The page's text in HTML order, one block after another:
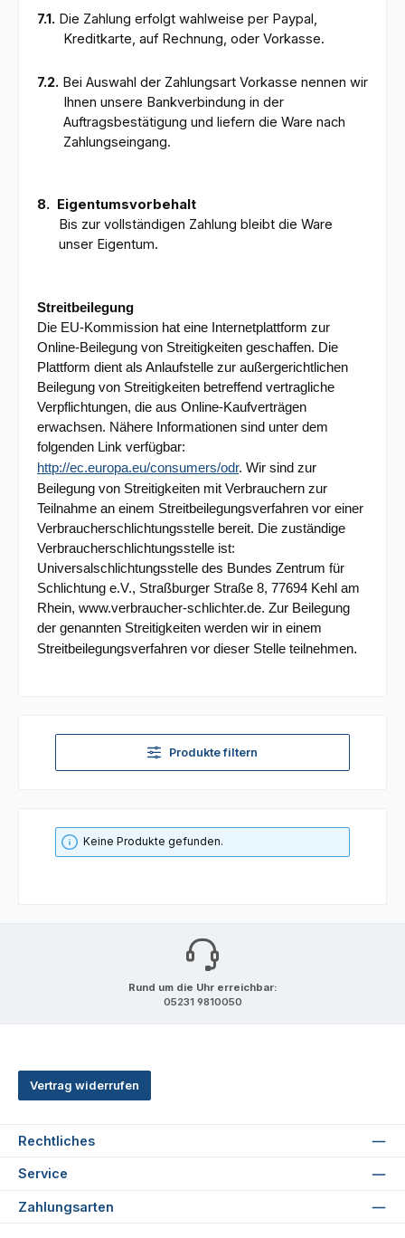
7.1. Die Zahlung erfolgt wahlweise per Paypal,
Kreditkarte, auf Rechnung, oder Vorkasse.
7.2. Bei Auswahl der Zahlungsart Vorkasse nennen wir
Ihnen unsere Bankverbindung in der
Auftragsbestätigung und liefern die Ware nach
Zahlungseingang.
8.
Eigentumsvorbehalt
Bis zur vollständigen Zahlung bleibt die Ware
unser Eigentum.
Streitbeilegung
Die EU-Kommission hat eine Internetplattform zur
Online-Beilegung von Streitigkeiten geschaffen. Die
Plattform dient als Anlaufstelle zur außergerichtlichen
Beilegung von Streitigkeiten betreffend vertragliche
Verpflichtungen, die aus Online-Kaufverträgen
erwachsen. Nähere Informationen sind unter dem
folgenden Link verfügbar:
http://ec.europa.eu/consumers/odr. Wir sind zur
Beilegung von Streitigkeiten mit Verbrauchern zur
Teilnahme an einem Streitbeilegungsverfahren vor einer
Verbraucherschlichtungsstelle bereit. Die zuständige
Verbraucherschlichtungsstelle ist:
Universalschlichtungsstelle des Bundes Zentrum für
Schlichtung e.V., Straßburger Straße 8, 77694 Kehl am
Rhein, www.verbraucher-schlichter.de. Zur Beilegung
der genannten Streitigkeiten werden wir in einem
Streitbeilegungsverfahren vor dieser Stelle teilnehmen.
Produkte filtern
Keine Produkte gefunden.
Rund um die Uhr erreichbar:
05231 9810050
Vertrag widerrufen
Rechtliches
Service
Zahlungsarten